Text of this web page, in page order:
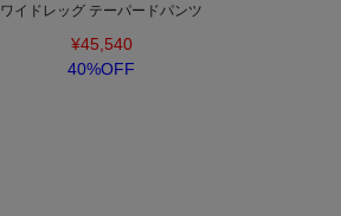
ワイドレッグ テーパードパンツ
¥45,540
40%OFF